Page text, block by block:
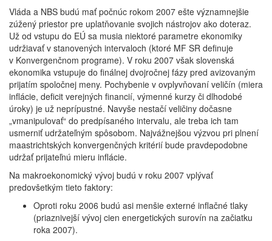
Vláda a NBS budú mať počnúc rokom 2007 ešte významnejšie
zúžený priestor pre uplatňovanie svojich nástrojov ako doteraz.
Už od vstupu do EÚ sa musia niektoré parametre ekonomiky
udržiavať v stanovených intervaloch (ktoré MF SR definuje
v Konvergenčnom programe). V roku 2007 však slovenská
ekonomika vstupuje do finálnej dvojročnej fázy pred avizovaným
prijatím spoločnej meny. Pochybenie v ovplyvňovaní veličín (miera
inflácie, deficit verejných financií, výmenné kurzy či dlhodobé
úroky) je už neprípustné. Navyše nestačí veličiny dočasne
„vmanipulovať“ do predpísaného intervalu, ale treba ich tam
usmerniť udržateľným spôsobom. Najvážnejšou výzvou pri plnení
maastrichtských konvergenčných kritérií bude pravdepodobne
udržať prijateľnú mieru inflácie.
Na makroekonomický vývoj budú v roku 2007 vplývať
predovšetkým tieto faktory:
Oproti roku 2006 budú asi menšie externé inflačné tlaky
(priaznivejší vývoj cien energetických surovín na začiatku
roka 2007).